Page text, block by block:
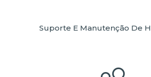
Suporte E Manutenção De